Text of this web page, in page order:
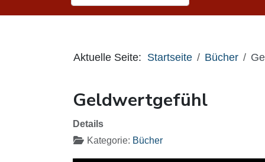
Aktuelle Seite: Startseite Bücher
Geldwertgefühl
Details
Kategorie: Bücher